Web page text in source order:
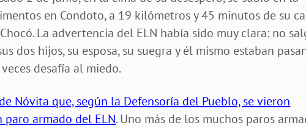
en Condoto, a 19 kilómetros y 45 minutos de su
La advertencia del ELN había sido muy clara: no
dos hijos, su esposa, su suegra y él mismo estaban
desafía al miedo.
Nóvita que, según la Defensoría del Pueblo, se vieron
armado del ELN. Uno más de los muchos paros